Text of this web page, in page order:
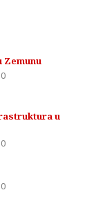
Zemunu
0
u
0
0